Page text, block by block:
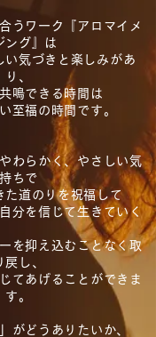
うワーク『アロマイメ
ング』は
い気づきと楽しみがあ
り、
鳴できる時間は
至福の時間です。
わらかく、やさしい気
持ちで
た道のりを祝福して
分を信じて生きていく
を抑え込むことなく取
戻し、
てあげることができま
す。
がどうありたいか、